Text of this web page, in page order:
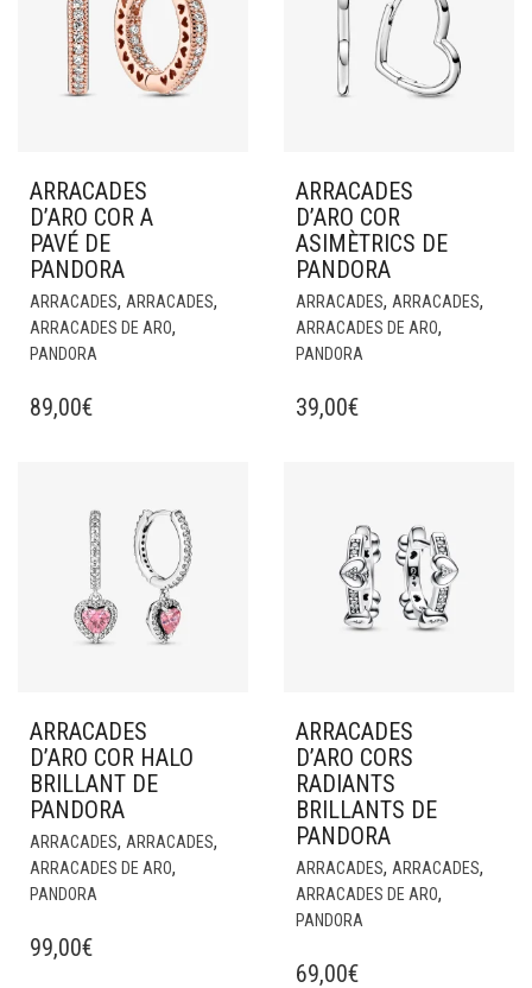
ARRACADES
D’ARO COR A
PAVÉ DE
PANDORA
ARRACADES, ARRACADES,
ARRACADES DE ARO,
PANDORA
89,00€
ARRACADES
D’ARO COR
ASIMÈTRICS DE
PANDORA
ARRACADES, ARRACADES,
ARRACADES DE ARO,
PANDORA
39,00€
ARRACADES
D’ARO COR HALO
BRILLANT DE
PANDORA
ARRACADES, ARRACADES,
ARRACADES DE ARO,
PANDORA
99,00€
ARRACADES
D’ARO CORS
RADIANTS
BRILLANTS DE
PANDORA
ARRACADES, ARRACADES,
ARRACADES DE ARO,
PANDORA
69,00€